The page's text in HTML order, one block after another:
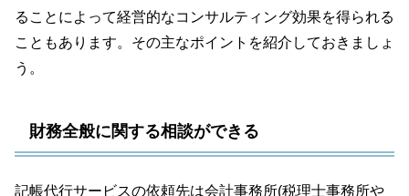
ることによって経営的なコンサルティング効果を得られる
こともあります。その主なポイントを紹介しておきましょ
う。
財務全般に関する相談ができる
記帳代行サービスの依頼先は会計事務所(税理士事務所や